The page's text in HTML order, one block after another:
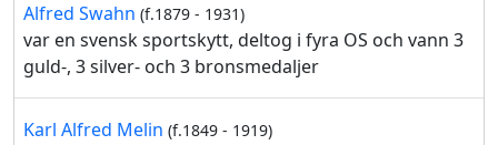
Alfred Swahn (f.1879 - 1931)
var en svensk sportskytt, deltog i fyra OS och vann 3
guld-, 3 silver- och 3 bronsmedaljer
Karl Alfred Melin (f.1849 - 1919)